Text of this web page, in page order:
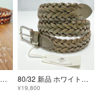
【極美極上品】ホワイトハウスコックス バーガンディイントレチャート高級本革ベルト 80/32 新品 ホワイトハウス コックス メッシュ レザー ベルト 編み込み
¥19,800